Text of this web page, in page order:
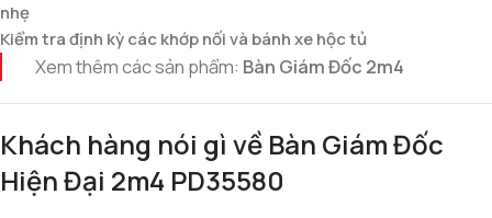
nhẹ
Kiểm tra định kỳ các khớp nối và bánh xe hộc tủ
Xem thêm các sản phẩm: Bàn Giám Đốc 2m4
Khách hàng nói gì về Bàn Giám Đốc
Hiện Đại 2m4 PD35580